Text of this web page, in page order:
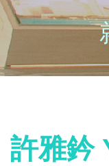
許雅鈐